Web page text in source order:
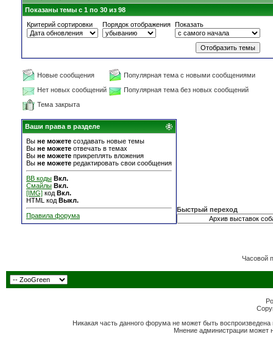
Показаны темы с 1 по 30 из 98
Критерий сортировки
Порядок отображения Показать
Новые сообщения
Популярная тема с новыми сообщениями
Нет новых сообщений
Популярная тема без новых сообщений
Тема закрыта
Ваши права в разделе
Вы не можете создавать новые темы
Вы не можете отвечать в темах
Вы не можете прикреплять вложения
Вы не можете редактировать свои сообщения
BB коды Вкл.
Смайлы Вкл.
[IMG] код Вкл.
HTML код Выкл.
Правила форума
Быстрый переход
Часовой
Никакая часть данного форума не может быть
Мнение администрации может